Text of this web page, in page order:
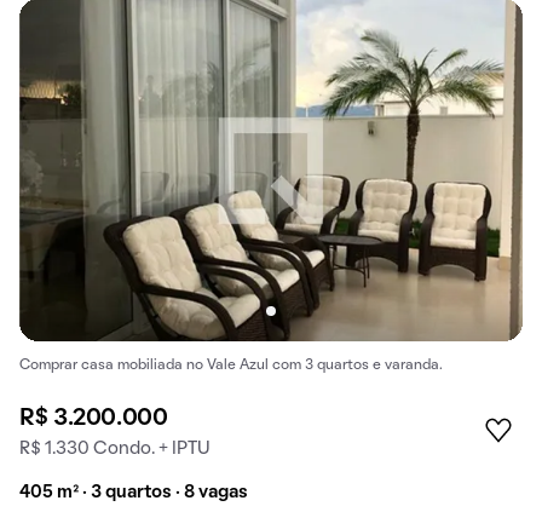
Comprar casa mobiliada no Vale Azul com 3 quartos e varanda.
R$ 3.200.000
R$ 1.330 Condo. + IPTU
405 m² · 3 quartos · 8 vagas